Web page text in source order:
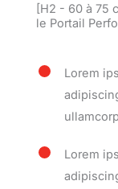
[H2 - 60 à 75
le Portail
Lorem
Lorem